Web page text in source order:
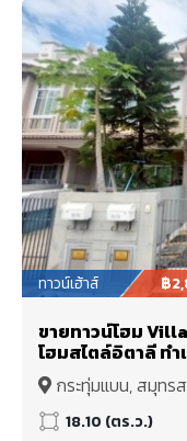
ทาวน์เฮ้าส์ ฿
ขายทาวน์โฮม
โฮมสไตล์อิตาลี ทำ
กระทุ่มแบน, สมุทร
18.10 (ตร.ว.)